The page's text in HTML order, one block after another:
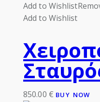
Add to Wishlist
Add to Wishlist
850.00 € BUY NOW